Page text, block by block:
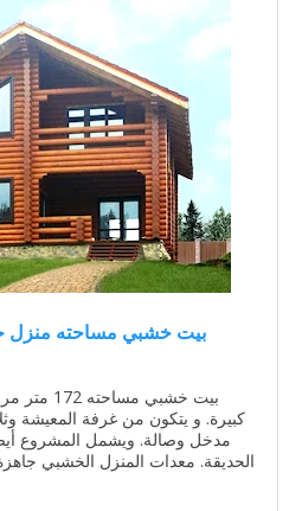
بيت خشبي
كبيرة. و يتكون من غرفة المعيشة
مدخل وصالة. ويشمل المشروع
الحديقة. معدات المنزل الخشبي